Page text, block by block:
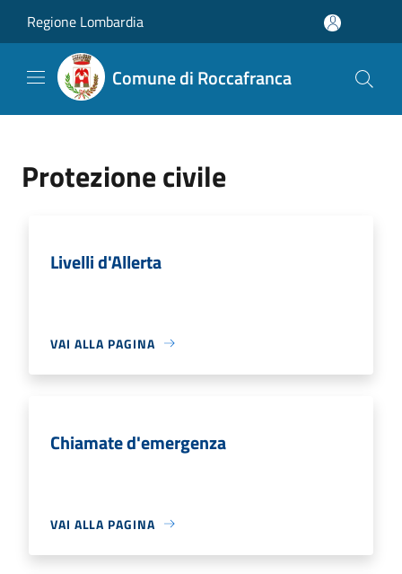
Regione Lombardia
Comune di Roccafranca
Protezione civile
Livelli d'Allerta
VAI ALLA PAGINA
Chiamate d'emergenza
VAI ALLA PAGINA